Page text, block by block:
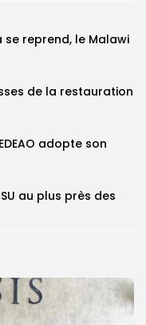
se reprend, le Malawi
de la restauration
adopte son
au plus près des